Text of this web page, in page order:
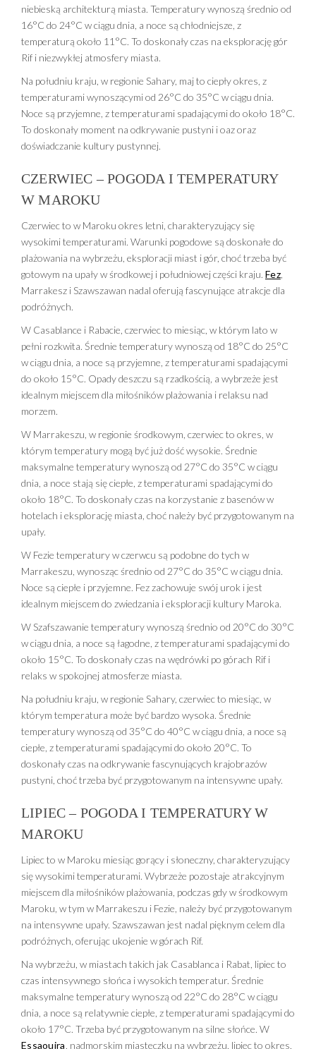
niebieską architekturą miasta. Temperatury wynoszą średnio od
16°C do 24°C w ciągu dnia, a noce są chłodniejsze, z
temperaturą około 11°C. To doskonały czas na eksplorację gór
Rif i niezwykłej atmosfery miasta.
Na południu kraju, w regionie Sahary, maj to ciepły okres, z
temperaturami wynoszącymi od 26°C do 35°C w ciągu dnia.
Noce są przyjemne, z temperaturami spadającymi do około 18°C.
To doskonały moment na odkrywanie pustyni i oaz oraz
doświadczanie kultury pustynnej.
CZERWIEC – POGODA I TEMPERATURY
W MAROKU
Czerwiec to w Maroku okres letni, charakteryzujący się
wysokimi temperaturami. Warunki pogodowe są doskonałe do
plażowania na wybrzeżu, eksploracji miast i gór, choć trzeba być
gotowym na upały w środkowej i południowej części kraju. Fez,
Marrakesz i Szawszawan nadal oferują fascynujące atrakcje dla
podróżnych.
W Casablance i Rabacie, czerwiec to miesiąc, w którym lato w
pełni rozkwita. Średnie temperatury wynoszą od 18°C do 25°C
w ciągu dnia, a noce są przyjemne, z temperaturami spadającymi
do około 15°C. Opady deszczu są rzadkością, a wybrzeże jest
idealnym miejscem dla miłośników plażowania i relaksu nad
morzem.
W Marrakeszu, w regionie środkowym, czerwiec to okres, w
którym temperatury mogą być już dość wysokie. Średnie
maksymalne temperatury wynoszą od 27°C do 35°C w ciągu
dnia, a noce stają się ciepłe, z temperaturami spadającymi do
około 18°C. To doskonały czas na korzystanie z basenów w
hotelach i eksplorację miasta, choć należy być przygotowanym na
upały.
W Fezie temperatury w czerwcu są podobne do tych w
Marrakeszu, wynosząc średnio od 27°C do 35°C w ciągu dnia.
Noce są ciepłe i przyjemne. Fez zachowuje swój urok i jest
idealnym miejscem do zwiedzania i eksploracji kultury Maroka.
W Szafszawanie temperatury wynoszą średnio od 20°C do 30°C
w ciągu dnia, a noce są łagodne, z temperaturami spadającymi do
około 15°C. To doskonały czas na wędrówki po górach Rif i
relaks w spokojnej atmosferze miasta.
Na południu kraju, w regionie Sahary, czerwiec to miesiąc, w
którym temperatura może być bardzo wysoka. Średnie
temperatury wynoszą od 35°C do 40°C w ciągu dnia, a noce są
ciepłe, z temperaturami spadającymi do około 20°C. To
doskonały czas na odkrywanie fascynujących krajobrazów
pustyni, choć trzeba być przygotowanym na intensywne upały.
LIPIEC – POGODA I TEMPERATURY W
MAROKU
Lipiec to w Maroku miesiąc gorący i słoneczny, charakteryzujący
się wysokimi temperaturami. Wybrzeże pozostaje atrakcyjnym
miejscem dla miłośników plażowania, podczas gdy w środkowym
Maroku, w tym w Marrakeszu i Fezie, należy być przygotowanym
na intensywne upały. Szawszawan jest nadal pięknym celem dla
podróżnych, oferując ukojenie w górach Rif.
Na wybrzeżu, w miastach takich jak Casablanca i Rabat, lipiec to
czas intensywnego słońca i wysokich temperatur. Średnie
maksymalne temperatury wynoszą od 22°C do 28°C w ciągu
dnia, a noce są relatywnie ciepłe, z temperaturami spadającymi do
około 17°C. Trzeba być przygotowanym na silne słońce. W
Essaouira , nadmorskim miasteczku na wybrzeżu, lipiec to okres,